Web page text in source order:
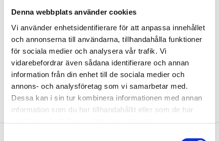
Denna webbplats använder cookies
Vi använder enhetsidentifierare för att anpassa innehållet
och annonserna till användarna, tillhandahålla funktioner
för sociala medier och analysera vår trafik. Vi
vidarebefordrar även sådana identifierare och annan
information från din enhet till de sociala medier och
annons- och analysföretag som vi samarbetar med.
Dessa kan i sin tur kombinera informationen med annan
information som du har tillhandahållit eller som de har
Diameter
6,5 mm
Apex angle
118 °
Coil length
63 mm